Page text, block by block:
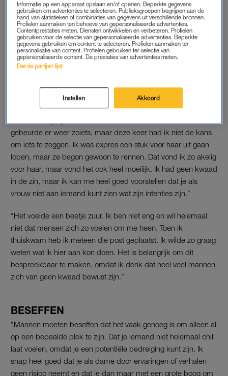
luchtiger was, omdat het minder donker was en we elkaar wat
beter konden zien. Op dat moment vertelde ik haar dat ik haar
had willen aanbieden om met haar mee te lopen, maar het
idee had dat ze zich daar niet relaxed bij zou voelen. Zij gaf
aan dat ze mij ook had willen vragen om mee te lopen, maar
niet goed durfde.”
RENNEN
gebeurde er weer zoiets, maar deze keer had ik niet de kans
om iets te zeggen. Ik was expres een stuk voor haar uit gaan
lopen, maar ze begon gewoon te rennen. Dat vond ik zo akelig
voor haar, maar vond het ook heel moeilijk. Ik had geen kwaad
in de zin, maar ik kan me heel goed voorstellen dat je als
vrouw niet aan iemand kunt zien wat zijn intenties zijn.”
“Het voelde een beetje zuur. Ik ben niet eng en wil helemaal
niet dat mensen zich zo voelen om me heen. Toen ik
thuiskwam heb ik meteen die post geplaatst. Ik wilde zo graag
weten wat ik hier aan kon doen. Het is belangrijk om dit
bespreekbaar te maken, omdat ik denk dat heel veel mannen
zich van geen kwaad bewust zijn.”
BESEFFEN
“Mannen moeten beseffen dat het vaak genoeg is om alleen al
op een bepaalde plek te zijn. Dat je iemand niet helemaal chill
laat voelen, omdat je een potentiële bedreiging kunt zijn. Ik
snap heel goed dat je als dame door ervaringen of verhalen
geen risico neemt en dat je dan maar met een grote boog om
Informatie op een apparaat opslaan en/of openen. Beperkte gegevens
gebruiken om advertenties te selecteren. Publieksgroepen begrijpen aan de
hand van statistieken of combinaties van gegevens uit verschillende bronnen.
Profielen aanmaken ten behoeve van gepersonaliseerde advertenties.
Contentprestaties meten. Diensten ontwikkelen en verbeteren. Profielen
gebruiken voor de selectie van gepersonaliseerde advertenties. Beperkte
gegevens gebruiken om content te selecteren. Profielen aanmaken ter
personalisatie van content. Profielen gebruiken ter selectie van
gepersonaliseerde content. De prestaties van advertenties meten.
Derde partijen lijst
Instellen Akkoord